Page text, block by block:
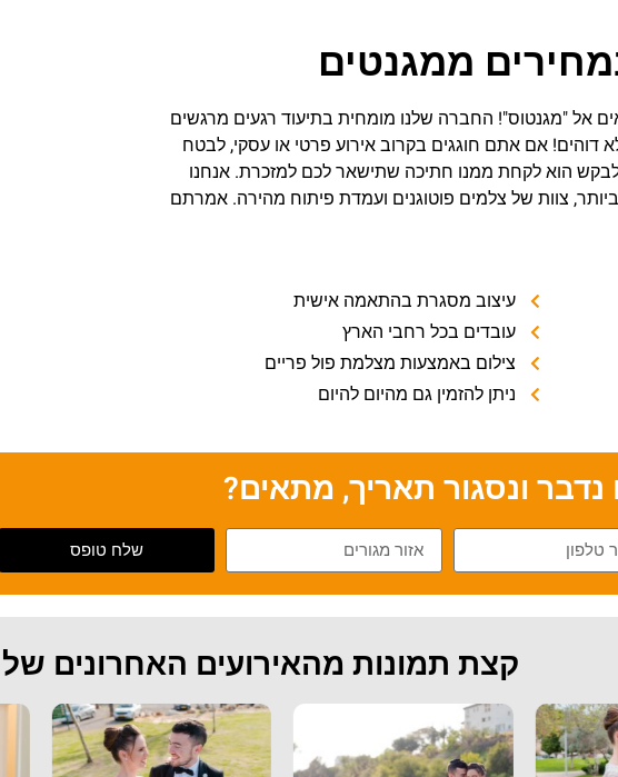
ממגנטים
אל "מגנטוס"! החברה שלנו מומחית בתיעוד רגעים מרגשים
דוהים! אם אתם חוגגים בקרוב אירוע פרטי או עסקי, לבטח
הוא לקחת ממנו חתיכה שתישאר לכם למזכרת. אנחנו
צוות של צלמים פוטוגנים ועמדת פיתוח מהירה. אמרתם
עיצוב מסגרת בהתאמה אישית
עובדים בכל רחבי הארץ
צילום באמצעות מצלמת פול פריים
ניתן להזמין גם מהיום להיום
נדבר ונסגור תאריך, מתאים?
שלח טופס
קצת תמונות מהאירועים האחרונים